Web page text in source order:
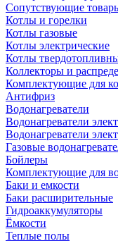
Сопутствующие
Котлы и горелки
Котлы газовые
Котлы электрические
Котлы
Коллекторы и
Комплектующие для
Антифриз
Водонагреватели
Водонагреватели
Водонагреватели
Газовые
Бойлеры
Комплектующие для
Баки и емкости
Баки расширительные
Гидроаккумуляторы
Ёмкости
Теплые полы